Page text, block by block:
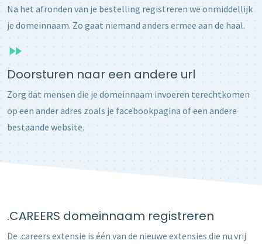
Na het afronden van je bestelling registreren we onmiddellijk
je domeinnaam. Zo gaat niemand anders ermee aan de haal.
Doorsturen naar een andere url
Zorg dat mensen die je domeinnaam invoeren terechtkomen
op een ander adres zoals je facebookpagina of een andere
bestaande website.
.CAREERS domeinnaam registreren
De .careers extensie is één van de nieuwe extensies die nu vrij